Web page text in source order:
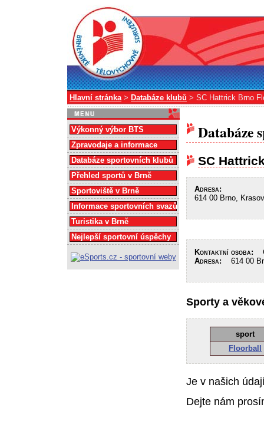
Hlavní stránka> Databáze klubů > SC Hattrick Brno
Databáze
SC
Adresa:
614 00 Brno,
Kontaktní osoba:
Adresa: 614 00
Sporty a
sport
Floorball
Je v našich
Dejte nám
Výkonný výbor BTS
Zpravodaje a informace
Databáze sportovních klubů
Přehled sportů v Brně
Sportoviště v Brně
Informace sportovních svazů
Turistika v Brně
Nejlepší sportovní úspěchy